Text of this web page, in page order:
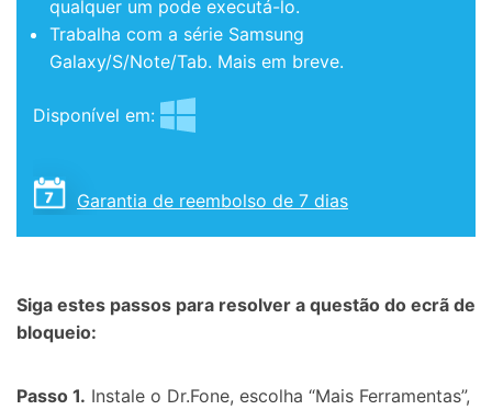
qualquer um pode executá-lo.
Trabalha com a série Samsung
Galaxy/S/Note/Tab. Mais em breve.
Disponível em:
Garantia de reembolso de 7 dias
Siga estes passos para resolver a questão do ecrã de
bloqueio:
Passo 1. Instale o Dr.Fone, escolha “Mais Ferramentas”,